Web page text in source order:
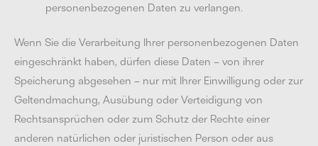
personenbezogenen Daten zu verlangen.
Wenn Sie die Verarbeitung Ihrer personenbezogenen Daten
eingeschränkt haben, dürfen diese Daten – von ihrer
Speicherung abgesehen – nur mit Ihrer Einwilligung oder zur
Geltendmachung, Ausübung oder Verteidigung von
Rechtsansprüchen oder zum Schutz der Rechte einer
anderen natürlichen oder juristischen Person oder aus